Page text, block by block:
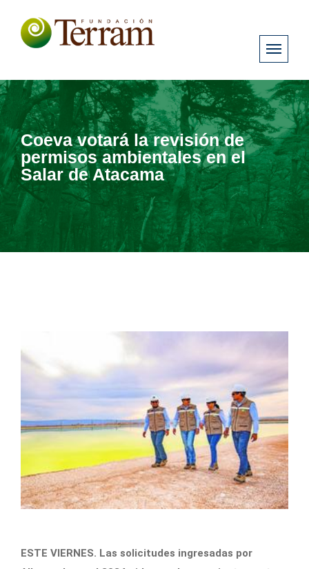
Coeva votará la revisión de
permisos ambientales en el
Salar de Atacama
ESTE VIERNES. Las solicitudes ingresadas por